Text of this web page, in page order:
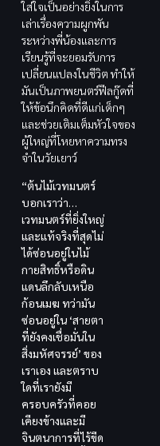
ใส่ใจเป็นอย่างยิ่งในการ
เล่าเรื่องความผูกพัน
ระหว่างพี่น้องและการ
เรียนรู้ที่จะยอมรับการ
เปลี่ยนแปลงในชีวิต ทำให้
มันเป็นภาพยนตร์ฟีลกู๊ดที่
ให้ข้อนึกคิดที่ดีแก่เด็กๆ
และช่วยเติมเต็มหัวใจของ
ผู้ใหญ่ที่โหยหาความทรง
จำในวัยเยาว์
“ต้นไม้เวทมนตร์
บอกเราว่า…
เวทมนตร์ที่ยิ่งใหญ่
และแท้จริงที่สุดไม่
ได้ซ่อนอยู่ในไม้
กายสิทธิ์หรือดิน
แดนลึกลับเหนือ
ก้อนเมฆ ทว่ามัน
ซ่อนอยู่ใน ‘สายตา
ที่ยังคงเชื่อมั่นใน
สิ่งมหัศจรรย์’ ของ
เราเอง และตราบ
ใดที่เรายังมี
ครอบครัวที่คอย
เคียงข้างและมี
จินตนาการที่ไร้ขีด